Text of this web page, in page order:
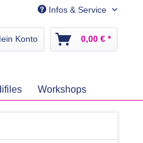
Infos & Service
Konto 0,00 € *
Workshops